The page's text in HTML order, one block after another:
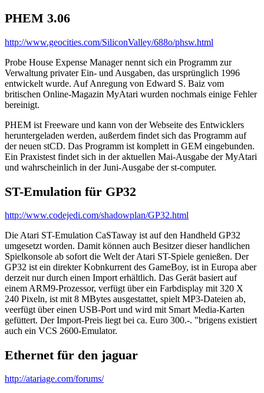
PHEM 3.06
http://www.geocities.com/SiliconValley/688o/phsw.html
Probe House Expense Manager nennt sich ein Programm zur
Verwaltung privater Ein- und Ausgaben, das ursprünglich 1996
entwickelt wurde. Auf Anregung von Edward S. Baiz vom
britischen Online-Magazin MyAtari wurden nochmals einige Fehler
bereinigt.
PHEM ist Freeware und kann von der Webseite des Entwicklers
heruntergeladen werden, außerdem findet sich das Programm auf
der neuen stCD. Das Programm ist komplett in GEM eingebunden.
Ein Praxistest findet sich in der aktuellen Mai-Ausgabe der MyAtari
und wahrscheinlich in der Juni-Ausgabe der st-computer.
ST-Emulation für GP32
http://www.codejedi.com/shadowplan/GP32.html
Die Atari ST-Emulation CaSTaway ist auf den Handheld GP32
umgesetzt worden. Damit können auch Besitzer dieser handlichen
Spielkonsole ab sofort die Welt der Atari ST-Spiele genießen. Der
GP32 ist ein direkter Kobnkurrent des GameBoy, ist in Europa aber
derzeit nur durch einen Import erhältlich. Das Gerät basiert auf
einem ARM9-Prozessor, verfügt über ein Farbdisplay mit 320 X
240 Pixeln, ist mit 8 MBytes ausgestattet, spielt MP3-Dateien ab,
veerfügt über einen USB-Port und wird mit Smart Media-Karten
gefüttert. Der Import-Preis liegt bei ca. Euro 300.-. "brigens existiert
auch ein VCS 2600-Emulator.
Ethernet für den jaguar
http://atariage.com/forums/